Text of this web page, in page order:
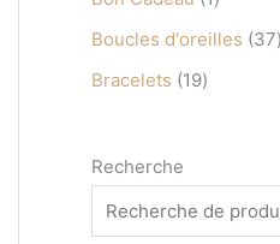
Boucles d'oreilles 37
Bracelets 19
Recherche